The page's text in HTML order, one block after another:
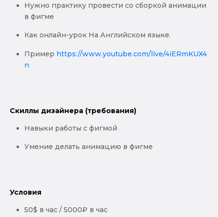
Нужно практику провести со сборкой анимации
в фигме
Как онлайн-урок На Английском языке.
Пример https://www.youtube.com/live/4iERmKUX4
n
Скиллы дизайнера (требования)
Навыки работы с фигмой
Умение делать анимацию в фигме
Условия
50$ в час / 5000₽ в час